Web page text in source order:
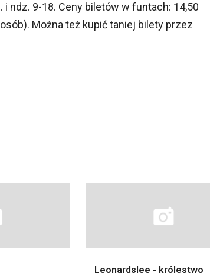
ndz. 9-18. Ceny biletów w funtach: 14,50
Można też kupić taniej bilety przez
Leonardslee - królestwo